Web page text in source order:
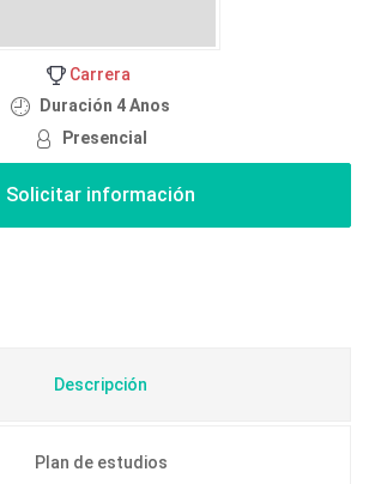
Carrera
Duración 4 Anos
Presencial
Descripción
Plan de estudios